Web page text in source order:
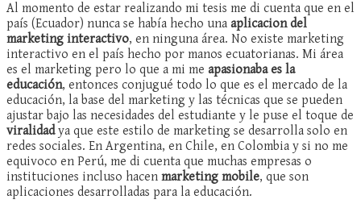
Al momento de estar realizando mi tesis me di cuenta que en el
país (Ecuador) nunca se había hecho una aplicacion del
marketing interactivo, en ninguna área. No existe marketing
interactivo en el país hecho por manos ecuatorianas. Mi área
es el marketing pero lo que a mi me apasionaba es la
educación, entonces conjugué todo lo que es el mercado de la
educación, la base del marketing y las técnicas que se pueden
ajustar bajo las necesidades del estudiante y le puse el toque de
viralidadya que este estilo de marketing se desarrolla solo en
redes sociales. En Argentina, en Chile, en Colombia y si no me
equivoco en Perú, me di cuenta que muchas empresas o
instituciones incluso hacen marketing mobile, que son
aplicaciones desarrolladas para la educación.